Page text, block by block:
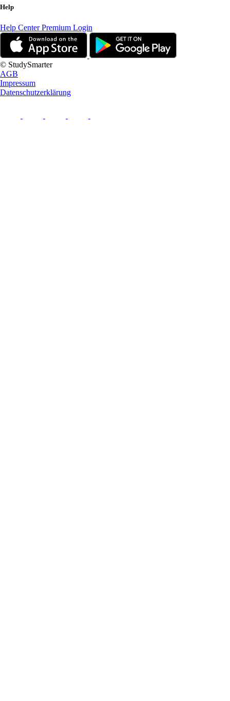
Help
Help CenterPremium Login
© StudySmarter
AGB
Impressum
Datenschutzerklärung